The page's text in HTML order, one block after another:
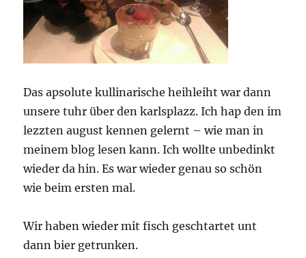
Das apsolute kullinarische heihleiht war dann
unsere tuhr über den karlsplazz. Ich hap den im
lezzten august kennen gelernt – wie man in
meinem blog lesen kann. Ich wollte unbedinkt
wieder da hin. Es war wieder genau so schön
wie beim ersten mal.
Wir haben wieder mit fisch geschtartet unt
dann bier getrunken.